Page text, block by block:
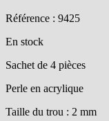
Référence : 9425
En stock
Sachet de 4 pièces
Perle en acrylique
Taille du trou : 2 mm